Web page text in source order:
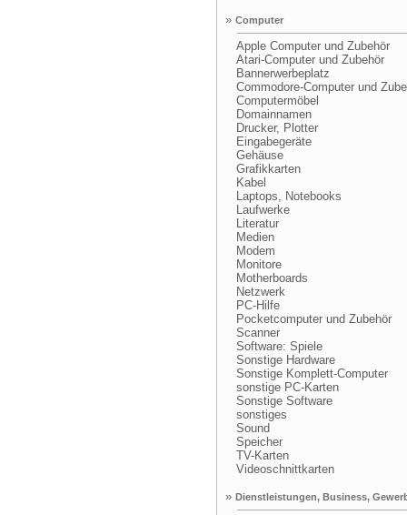
» Computer
Apple Computer und Zubehör
Atari-Computer und Zubehör
Bannerwerbeplatz
Commodore-Computer und
Computermöbel
Domainnamen
Drucker, Plotter
Eingabegeräte
Gehäuse
Grafikkarten
Kabel
Laptops, Notebooks
Laufwerke
Literatur
Medien
Modem
Monitore
Motherboards
Netzwerk
PC-Hilfe
Pocketcomputer und Zubehör
Scanner
Software: Spiele
Sonstige Hardware
Sonstige Komplett-Computer
sonstige PC-Karten
Sonstige Software
sonstiges
Sound
Speicher
TV-Karten
Videoschnittkarten
» Dienstleistungen, Business,